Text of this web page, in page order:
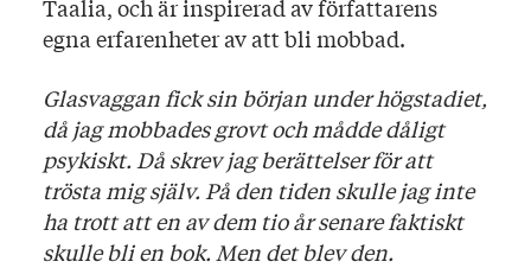
Taalia, och är inspirerad av författarens
egna erfarenheter av att bli mobbad.
Glasvaggan fick sin början under högstadiet,
då jag mobbades grovt och mådde dåligt
psykiskt. Då skrev jag berättelser för att
trösta mig själv. På den tiden skulle jag inte
ha trott att en av dem tio år senare faktiskt
skulle bli en bok. Men det blev den.